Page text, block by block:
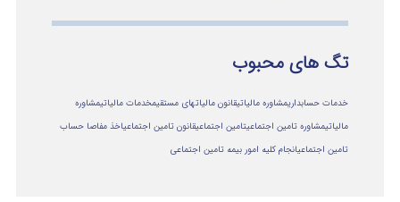
تگ های محبوب
خدمات حسابداریمشاوره مالیاتیقانون مالیاتهای مستقیمخدمات مالیاتیمشاوره
مالياتيمشاوره تامین اجتماعیتامین اجتماعیقانون تامین اجتماعیاخذ مفاصا حساب
تامین اجتماعیانجام کلیه امور بیمه تامین اجتماعی